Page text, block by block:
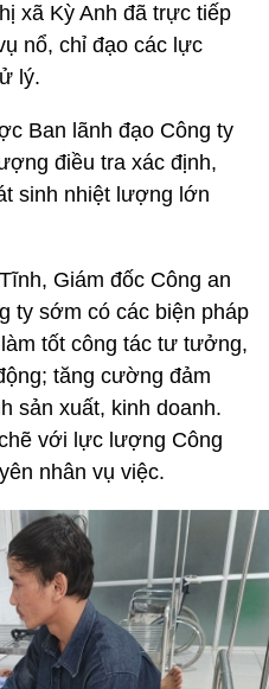
xã Kỳ Anh đã trực tiếp
nổ, chỉ đạo các lực
lý.
Ban lãnh đạo Công ty
điều tra xác định,
sinh nhiệt lượng lớn
Giám đốc Công an
ty sớm có các biện pháp
tốt công tác tư tưởng,
tăng cường đảm
sản xuất, kinh doanh.
với lực lượng Công
nhân vụ việc.